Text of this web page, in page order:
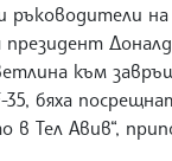
ръководители
президент
към
35, бяха
в Тел Авив“,